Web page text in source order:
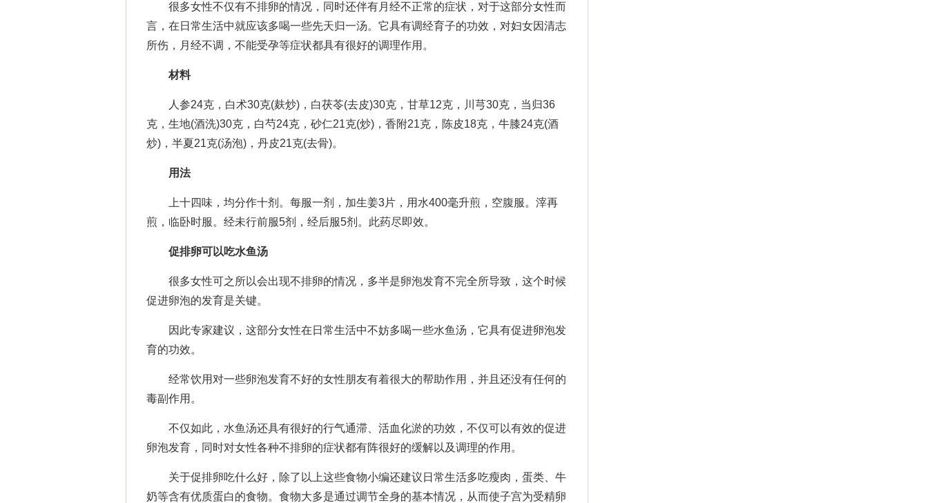
很多女性不仅有不排卵的情况，同时还伴有月经不正常的症状，对于这部分女性而
言，在日常生活中就应该多喝一些先天归一汤。它具有调经育子的功效，对妇女因清志
所伤，月经不调，不能受孕等症状都具有很好的调理作用。
材料
人参24克，白术30克(麸炒)，白茯苓(去皮)30克，甘草12克，川芎30克，当归36
克，生地(酒洗)30克，白芍24克，砂仁21克(炒)，香附21克，陈皮18克，牛膝24克(酒
炒)，半夏21克(汤泡)，丹皮21克(去骨)。
用法
上十四味，均分作十剂。每服一剂，加生姜3片，用水400毫升煎，空腹服。滓再
煎，临卧时服。经未行前服5剂，经后服5剂。此药尽即效。
促排卵可以吃水鱼汤
很多女性可之所以会出现不排卵的情况，多半是卵泡发育不完全所导致，这个时候
促进卵泡的发育是关键。
因此专家建议，这部分女性在日常生活中不妨多喝一些水鱼汤，它具有促进卵泡发
育的功效。
经常饮用对一些卵泡发育不好的女性朋友有着很大的帮助作用，并且还没有任何的
毒副作用。
不仅如此，水鱼汤还具有很好的行气通滞、活血化淤的功效，不仅可以有效的促进
卵泡发育，同时对女性各种不排卵的症状都有阵很好的缓解以及调理的作用。
关于促排卵吃什么好，除了以上这些食物小编还建议日常生活多吃瘦肉，蛋类、牛
奶等含有优质蛋白的食物。食物大多是通过调节全身的基本情况，从而使子宫为受精卵